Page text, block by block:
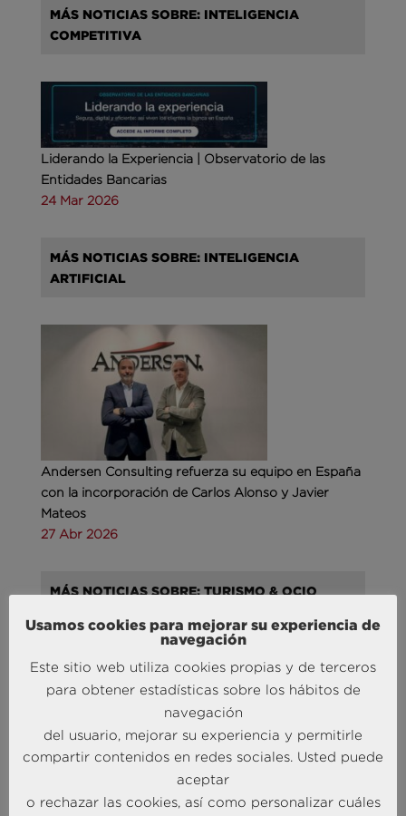
MÁS NOTICIAS SOBRE: INTELIGENCIA
COMPETITIVA
Liderando la Experiencia | Observatorio de las
Entidades Bancarias
24 Mar 2026
MÁS NOTICIAS SOBRE: INTELIGENCIA
ARTIFICIAL
Andersen Consulting refuerza su equipo en España
con la incorporación de Carlos Alonso y Javier
Mateos
27 Abr 2026
MÁS NOTICIAS SOBRE: TURISMO & OCIO
Agencias de viajes: del mostrador al taller de
experiencias
Usamos cookies para mejorar su experiencia de
navegación
Este sitio web utiliza cookies propias y de terceros
para obtener estadísticas sobre los hábitos de
navegación
del usuario, mejorar su experiencia y permitirle
compartir contenidos en redes sociales. Usted puede
aceptar
o rechazar las cookies, así como personalizar cuáles